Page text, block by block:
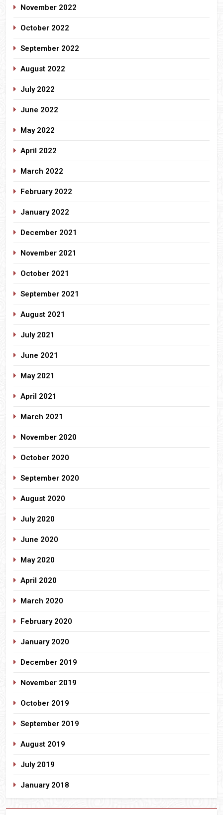
November 2022
October 2022
September 2022
August 2022
July 2022
June 2022
May 2022
April 2022
March 2022
February 2022
January 2022
December 2021
November 2021
October 2021
September 2021
August 2021
July 2021
June 2021
May 2021
April 2021
March 2021
November 2020
October 2020
September 2020
August 2020
July 2020
June 2020
May 2020
April 2020
March 2020
February 2020
January 2020
December 2019
November 2019
October 2019
September 2019
August 2019
July 2019
January 2018